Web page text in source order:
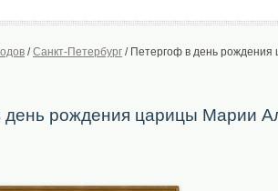
/Санкт-Петербург / Петергоф в день рождения
день рождения царицы Марии